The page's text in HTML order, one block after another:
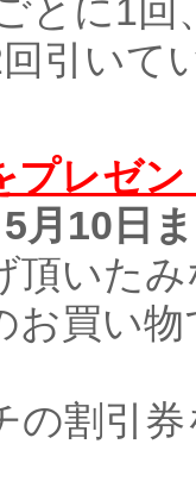
とに1回
引いて
プレゼ
月10日
頂いた
お買い
の割引